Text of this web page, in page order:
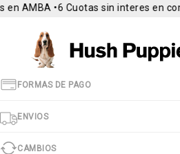
en AMBA •6 Cuotas sin interes en
FORMAS DE PAGO
ENVIOS
CAMBIOS